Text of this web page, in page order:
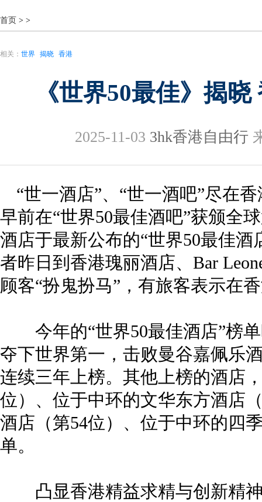
首页 > >
相关： 世界 揭晓 香港
《世界50最佳》揭
2025-11-03 3hk香港自由行
“世一酒店”、“世一酒吧”尽在
早前在“世界50最佳酒吧”获颁全
酒店于最新公布的“世界50最佳
者昨日到香港瑰丽酒店、Bar
顾客“扮鬼扮马”，有旅客表示在
今年的“世界50最佳酒店”榜单
夺下世界第一，击败曼谷嘉佩乐
连续三年上榜。其他上榜的酒店
位）、位于中环的文华东方酒店
酒店（第54位）、位于中环的四
单。
凸显香港精益求精与创新精